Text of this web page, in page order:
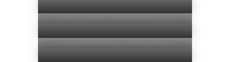
SCHÜLER- VERTRETUNG
LEHRERKOLLEGIUM &
SCHULLEITUNG